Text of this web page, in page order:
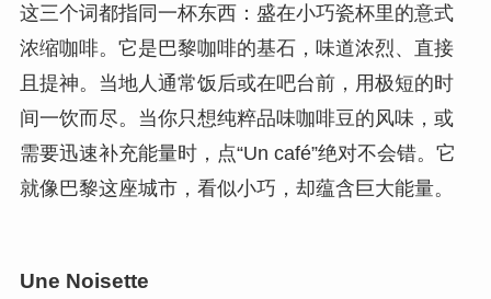
这三个词都指同一杯东西：盛在小巧瓷杯里的意式
浓缩咖啡。它是巴黎咖啡的基石，味道浓烈、直接
且提神。当地人通常饭后或在吧台前，用极短的时
间一饮而尽。当你只想纯粹品味咖啡豆的风味，或
需要迅速补充能量时，点“Un café”绝对不会错。它
就像巴黎这座城市，看似小巧，却蕴含巨大能量。
Une Noisette